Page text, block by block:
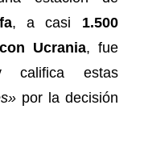
, a casi 1.500
Ucrania, fue
califica estas
por la decisión